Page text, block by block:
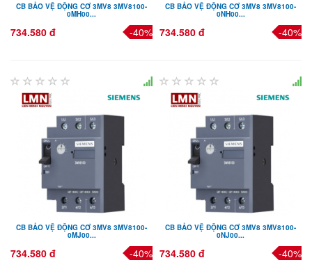
CB BẢO VỆ ĐỘNG CƠ 3MV8 3MV8100-
0MH00...
734.580 đ -40%
CB BẢO VỆ ĐỘNG CƠ 3MV8 3MV8100-
0NH00...
734.580 đ -40%
CB BẢO VỆ ĐỘNG CƠ 3MV8 3MV8100-
0MJ00...
734.580 đ -40%
CB BẢO VỆ ĐỘNG CƠ 3MV8 3MV8100-
0NJ00...
734.580 đ -40%